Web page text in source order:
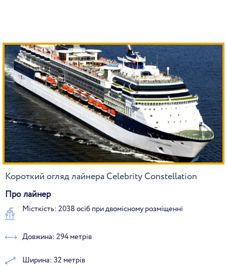
Короткий огляд лайнера Celebrity Constellation
Про лайнер
Місткість: 2038 осіб при двомісному розміщенні
Довжина: 294 метрів
Ширина: 32 метрів